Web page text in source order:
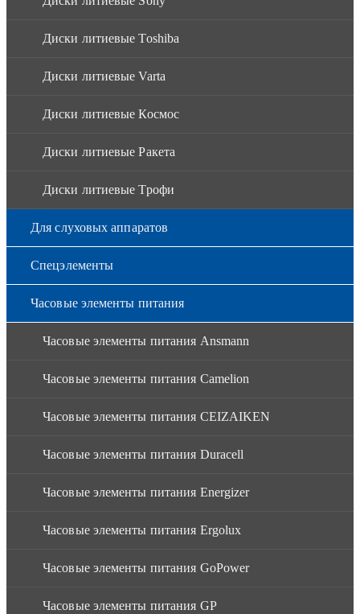
Диски литиевые Toshiba
Диски литиевые Varta
Диски литиевые Космос
Диски литиевые Ракета
Диски литиевые Трофи
Для слуховых аппаратов
Спецэлементы
Часовые элементы питания
Часовые элементы питания Ansmann
Часовые элементы питания Camelion
Часовые элементы питания CEIZAIKEN
Часовые элементы питания Duracell
Часовые элементы питания Energizer
Часовые элементы питания Ergolux
Часовые элементы питания GoPower
Часовые элементы питания GP